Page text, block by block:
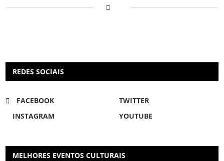
REDES SOCIAIS
FACEBOOK
TWITTER
INSTAGRAM
YOUTUBE
MELHORES EVENTOS CULTURAIS